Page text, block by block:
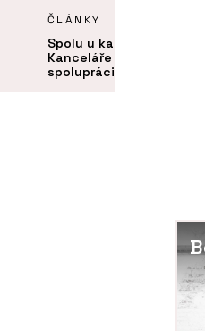
ČLÁNKY
Spolu u kancelářského
Kanceláře se mění v
spolupráci a setkávání